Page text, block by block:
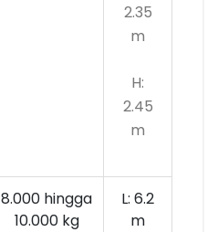
2.35
m
H:
2.45
m
8.000 hingga
10.000 kg
L: 6.2
m